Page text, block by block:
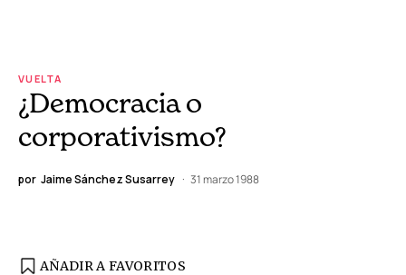
VUELTA
¿Democracia o
corporativismo?
por Jaime Sánchez Susarrey 31 marzo 1988
AÑADIR A FAVORITOS